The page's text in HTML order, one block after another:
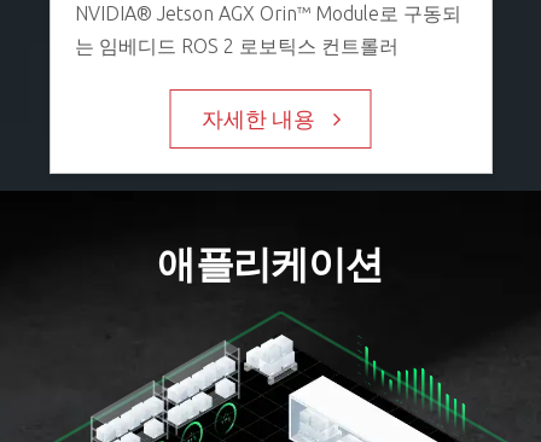
NVIDIA® Jetson AGX Orin™ Module로 구동되
는 임베디드 ROS 2 로보틱스 컨트롤러
자세한 내용
애플리케이션